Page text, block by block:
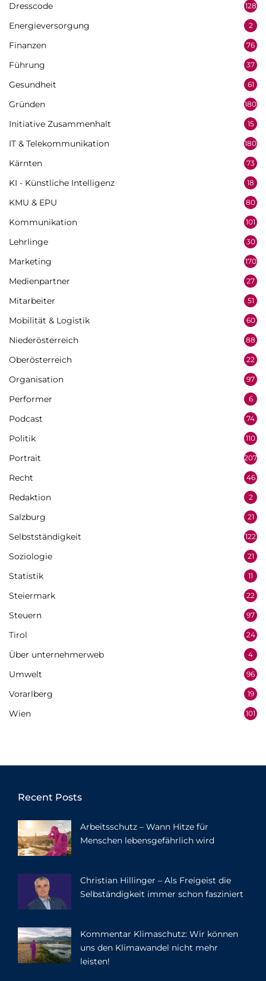
Dresscode 128
Energieversorgung 2
Finanzen 76
Führung 37
Gesundheit 61
Gründen 180
Initiative Zusammenhalt 15
IT & Telekommunikation 180
Kärnten 73
KI - Künstliche Intelligenz 18
KMU & EPU 80
Kommunikation 101
Lehrlinge 30
Marketing 170
Medienpartner 27
Mitarbeiter 51
Mobilität & Logistik 60
Niederösterreich 88
Oberösterreich 22
Organisation 97
Performer 6
Podcast 74
Politik 110
Portrait 207
Recht 46
Redaktion 2
Salzburg 21
Selbstständigkeit 122
Soziologie 21
Statistik 11
Steiermark 22
Steuern 97
Tirol 24
Über unternehmerweb 4
Umwelt 96
Vorarlberg 19
Wien 101
Recent Posts
Arbeitsschutz – Wann Hitze für
Menschen lebensgefährlich wird
Christian Hillinger – Als Freigeist die
Selbständigkeit immer schon fasziniert
Kommentar Klimaschutz: Wir können
uns den Klimawandel nicht mehr
leisten!